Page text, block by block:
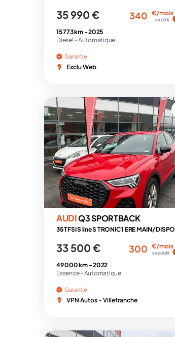
35 990 € 340 €/mois
en LOA
15 773 km -2025
Diesel - Automatique
Garantie
Exclu Web
AUDIQ3 SPORTBACK
33 500 € 300 €/mois
en crédit
49 000 km -2022
Essence - Automatique
Garantie
VPN Autos - Villefranche